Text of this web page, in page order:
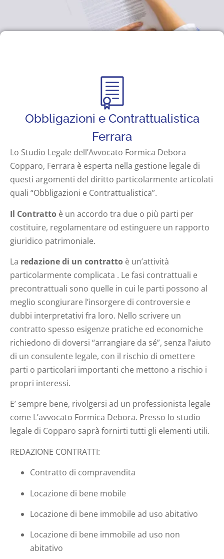
Obbligazioni e Contrattualistica
Ferrara
Lo Studio Legale dell’Avvocato Formica Debora
Copparo, Ferrara è esperta nella gestione legale di
questi argomenti del diritto particolarmente articolati
quali “Obbligazioni e Contrattualistica”.
Il Contratto è un accordo tra due o più parti per
costituire, regolamentare od estinguere un rapporto
giuridico patrimoniale.
La redazione di un contratto è un’attività
particolarmente complicata . Le fasi contrattuali e
precontrattuali sono quelle in cui le parti possono al
meglio scongiurare l’insorgere di controversie e
dubbi interpretativi fra loro. Nello scrivere un
contratto spesso esigenze pratiche ed economiche
richiedono di doversi “arrangiare da sé”, senza l’aiuto
di un consulente legale, con il rischio di omettere
parti o particolari importanti che mettono a rischio i
propri interessi.
E’ sempre bene, rivolgersi ad un professionista legale
come L’avvocato Formica Debora. Presso lo studio
legale di Copparo saprà fornirti tutti gli elementi utili.
REDAZIONE CONTRATTI:
Contratto di compravendita
Locazione di bene mobile
Locazione di bene immobile ad uso abitativo
Locazione di bene immobile ad uso non
abitativo